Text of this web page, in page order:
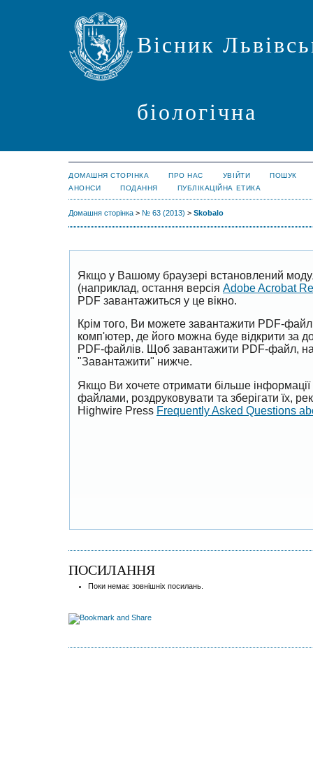
Вісник
біологічна
ДОМАШНЯ СТОРІНКА ПРО НАС УВІЙТИ
ПОШУК
АНОНСИ
ПОДАННЯ ПУБЛІКАЦІЙНА ЕТИКА
Домашня сторінка > № 63 (2013) > Skobalo
Якщо у Вашому браузері встановлений
(наприклад, остання версія Adobe Acrobat
PDF завантажиться у це вікно.
Крім того, Ви можете завантажити PDF-
комп'ютер, де його можна буде відкрити за
PDF-файлів. Щоб завантажити PDF-файл,
"Завантажити" нижче.
Якщо Ви хочете отримати більше
файлами, роздруковувати та зберігати їх,
Highwire Press Frequently Asked Questions
ПОСИЛАННЯ
Поки немає зовнішніх посилань.